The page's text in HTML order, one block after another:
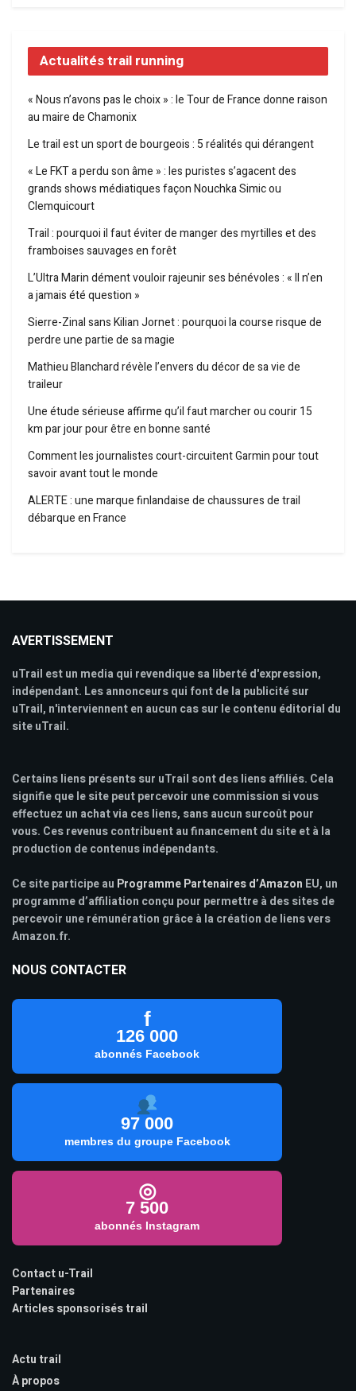
Actualités trail running
« Nous n’avons pas le choix » : le Tour de France donne raison
au maire de Chamonix
Le trail est un sport de bourgeois : 5 réalités qui dérangent
« Le FKT a perdu son âme » : les puristes s’agacent des
grands shows médiatiques façon Nouchka Simic ou
Clemquicourt
Trail : pourquoi il faut éviter de manger des myrtilles et des
framboises sauvages en forêt
L’Ultra Marin dément vouloir rajeunir ses bénévoles : « Il n’en
a jamais été question »
Sierre-Zinal sans Kilian Jornet : pourquoi la course risque de
perdre une partie de sa magie
Mathieu Blanchard révèle l’envers du décor de sa vie de
traileur
Une étude sérieuse affirme qu’il faut marcher ou courir 15
km par jour pour être en bonne santé
Comment les journalistes court-circuitent Garmin pour tout
savoir avant tout le monde
ALERTE : une marque finlandaise de chaussures de trail
débarque en France
AVERTISSEMENT
uTrail est un media qui revendique sa liberté d'expression,
indépendant. Les annonceurs qui font de la publicité sur
uTrail, n'interviennent en aucun cas sur le contenu éditorial du
site uTrail.
Certains liens présents sur uTrail sont des liens affiliés. Cela
signifie que le site peut percevoir une commission si vous
effectuez un achat via ces liens, sans aucun surcoût pour
vous. Ces revenus contribuent au financement du site et à la
production de contenus indépendants.
Ce site participe au Programme Partenaires d’Amazon EU, un
programme d’affiliation conçu pour permettre à des sites de
percevoir une rémunération grâce à la création de liens vers
Amazon.fr.
NOUS CONTACTER
f
126 000
abonnés Facebook
97 000
membres du groupe Facebook
◎
7 500
abonnés Instagram
Contact u-Trail
Partenaires
Articles sponsorisés trail
Actu trail
À propos